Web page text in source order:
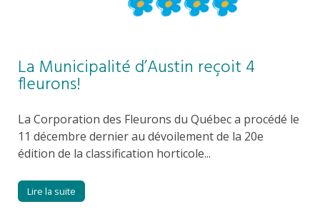
La Municipalité d’Austin reçoit 4
fleurons!
La Corporation des Fleurons du Québec a procédé le
11 décembre dernier au dévoilement de la 20e
édition de la classification horticole...
Lire la suite